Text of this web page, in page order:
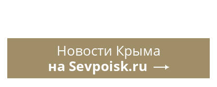
Новости Крыма
на Sevpoisk.ru